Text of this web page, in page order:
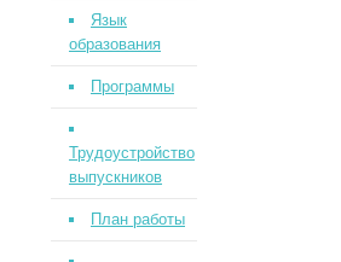
Язык
образования
Программы
Трудоустройство
выпускников
План работы